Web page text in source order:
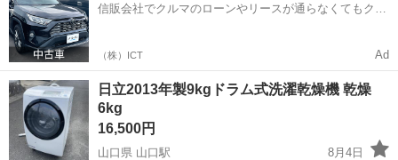
信販会社でクルマのローンやリースが通らなくてもクル
（株）ICT Ad
日立2013年製9kgドラム式洗濯乾燥機 乾燥
6kg
16,500円
山口県 山口駅
8月4日